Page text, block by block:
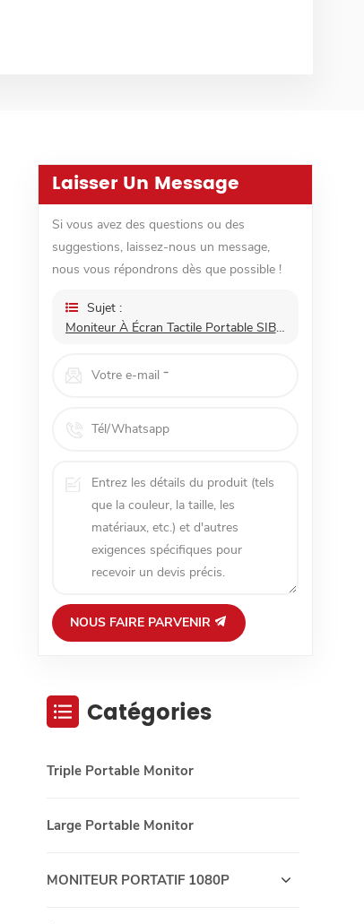
Laisser Un Message
Si vous avez des questions ou des
suggestions, laissez-nous un message,
nous vous répondrons dès que possible !
Sujet :
Moniteur À Écran Tactile Portable SIBOLAN 15.6 Pouces 4K
NOUS FAIRE PARVENIR
Catégories
Triple Portable Monitor
Large Portable Monitor
MONITEUR PORTATIF 1080P